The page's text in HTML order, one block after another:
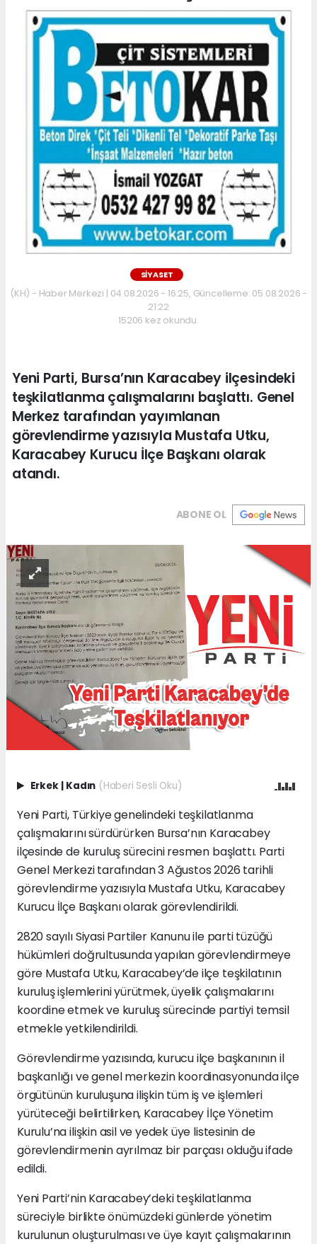
SİYASET
(KH) - Haber Merkezi | 04.08.2026 - 16:25, Güncelleme: 05.08.2026 -
21:22
15206 kez okundu.
Yeni Parti, Bursa’nın Karacabey ilçesindeki
teşkilatlanma çalışmalarını başlattı. Genel
Merkez tarafından yayımlanan
görevlendirme yazısıyla Mustafa Utku,
Karacabey Kurucu İlçe Başkanı olarak
atandı.
ABONE OL
Erkek | Kadın (Haberi Sesli Oku)
Yeni Parti, Türkiye genelindeki teşkilatlanma
çalışmalarını sürdürürken Bursa’nın Karacabey
ilçesinde de kuruluş sürecini resmen başlattı. Parti
Genel Merkezi tarafından 3 Ağustos 2026 tarihli
görevlendirme yazısıyla Mustafa Utku, Karacabey
Kurucu İlçe Başkanı olarak görevlendirildi.
2820 sayılı Siyasi Partiler Kanunu ile parti tüzüğü
hükümleri doğrultusunda yapılan görevlendirmeye
göre Mustafa Utku, Karacabey’de ilçe teşkilatının
kuruluş işlemlerini yürütmek, üyelik çalışmalarını
koordine etmek ve kuruluş sürecinde partiyi temsil
etmekle yetkilendirildi.
Görevlendirme yazısında, kurucu ilçe başkanının il
başkanlığı ve genel merkezin koordinasyonunda ilçe
örgütünün kuruluşuna ilişkin tüm iş ve işlemleri
yürüteceği belirtilirken, Karacabey İlçe Yönetim
Kurulu’na ilişkin asil ve yedek üye listesinin de
görevlendirmenin ayrılmaz bir parçası olduğu ifade
edildi.
Yeni Parti’nin Karacabey’deki teşkilatlanma
süreciyle birlikte önümüzdeki günlerde yönetim
kurulunun oluşturulması ve üye kayıt çalışmalarının